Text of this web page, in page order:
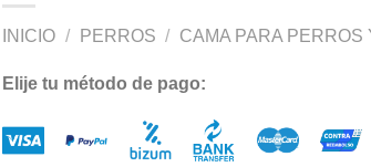
INICIO / PERROS / CAMA PARA PERROS
Elije tu método de pago: